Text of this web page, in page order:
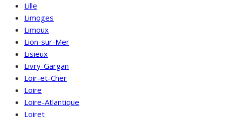
Lille
Limoges
Limoux
Lion-sur-Mer
Lisieux
Livry-Gargan
Loir-et-Cher
Loire
Loire-Atlantique
Loiret